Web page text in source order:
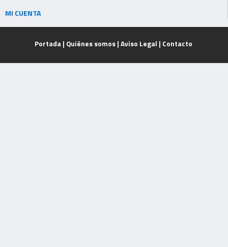
MI CUENTA
Portada | Quiénes somos| Aviso Legal | Contacto